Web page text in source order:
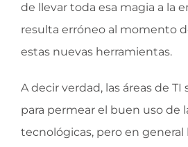
de llevar toda esa magia a la
resulta erróneo al momento
estas nuevas herramientas.
A decir verdad, las áreas de
para permear el buen uso de
tecnológicas, pero en general